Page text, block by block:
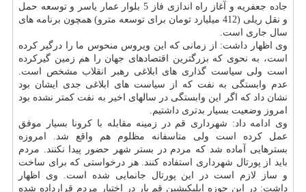
جاده جعفریه و آغاز راه اندازی فاز 5 بلوار عمار یاسر و توسعه حمل
و نقل ریلی (412 میلیارد تومان برای توسعه مترو) همچون برنامه های
سال جاری است.
وی اظهار داشت: از زمانی كه این ویروس منحوس ما را درگیر كرده
است، به نحوی كه بزرگترین اقتصادهای جهان را هم زمین گیركرده
است ولی سیاست گذاری های ابلاغی رهبر انقلاب مشخص است.
عدم وابستگی به نفت كه از سیاست های ابلاغی جدی ایشان بود
نشان داد كه اگر این وابستگی در سالهای اخیر به نفت كمتر نشده بود
امروز وضعیت بسیار بدتری داشتیم.
وی ادامه داد: شهرداری قم در زمینه مقابله با كرونا بسیار موفق
عمل كرده است ولی متاسفانه مظلوم هم واقع شد. امروزه
بسترهایی آماده شد كه مردم در بستر شهر حضور پیدا نكنند. مردم
باید از پورتال شهرداری استفاده كنند. هر درخواستی كه برای ساخت
و ساز لازم است در این پورتال جانمایی شده است. وی اظهار
داشت: در این حوزه اپلیكیشین قم یار در اختیار مردم قرارداده شده